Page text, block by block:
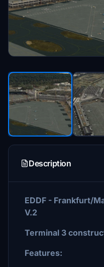
Description
EDDF - Frankfurt/
V.2
Terminal 3
Features: